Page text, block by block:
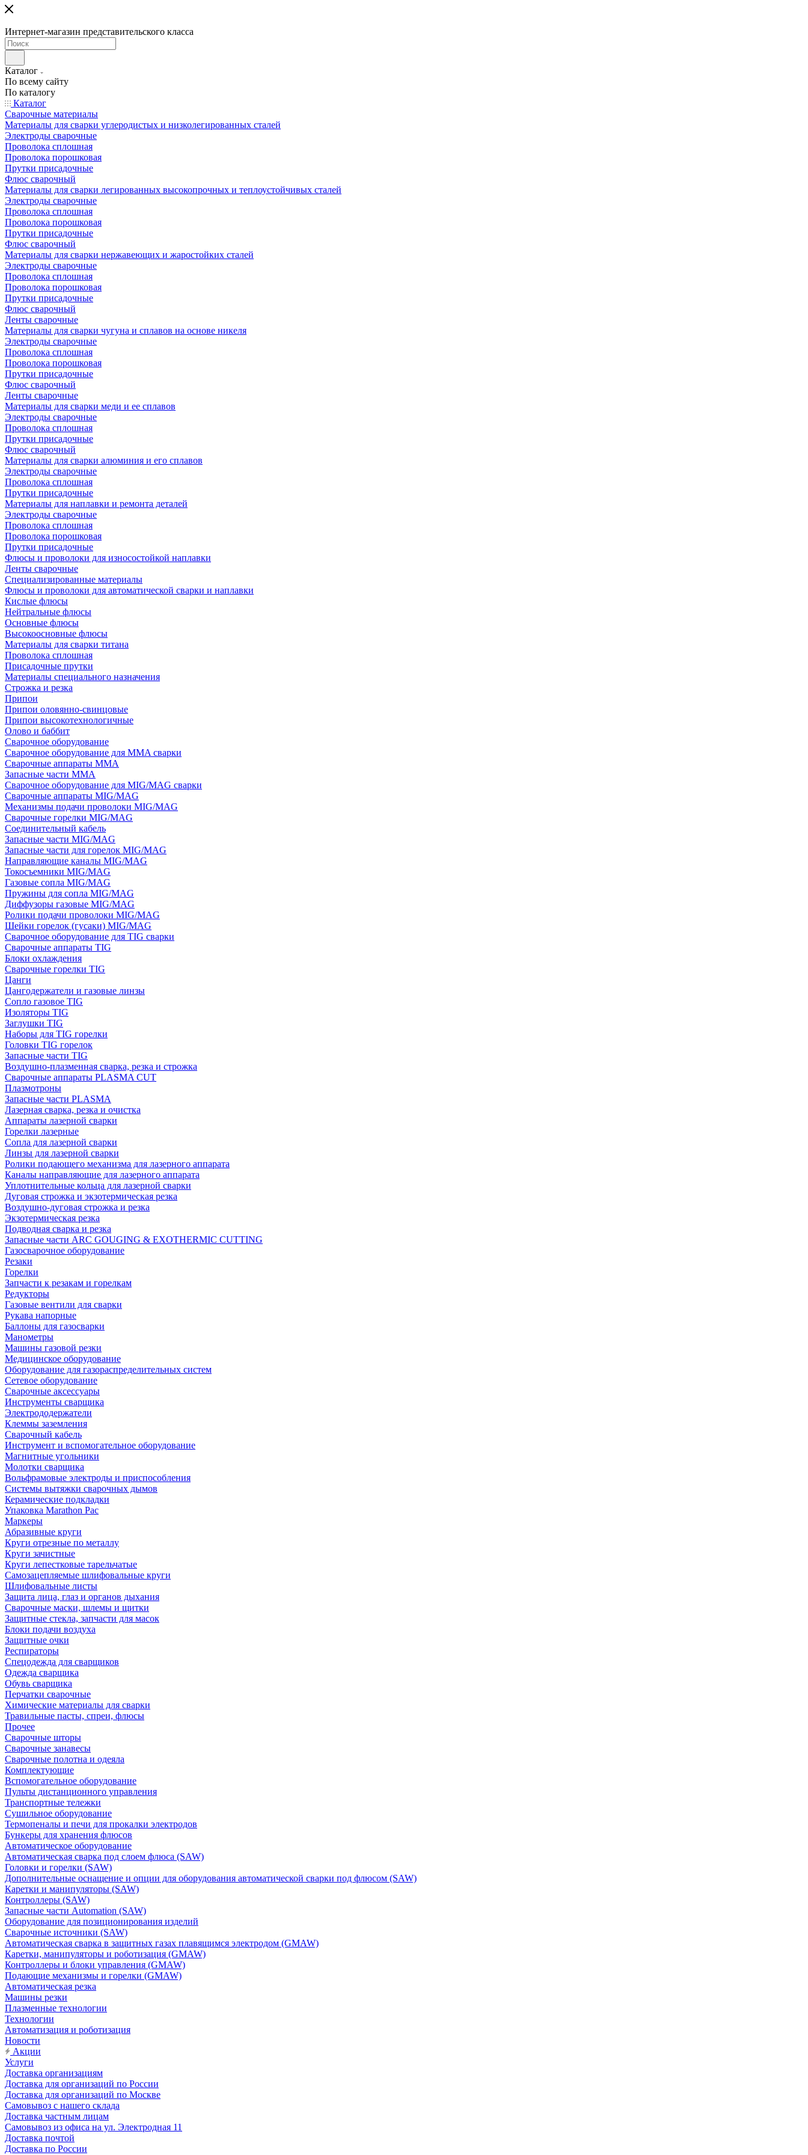
Интернет-магазин представительского класса
Каталог
По всему сайту
По каталогу
Каталог
Сварочные материалы
Материалы для сварки углеродистых и низколегированных сталей
Электроды сварочные
Проволока сплошная
Проволока порошковая
Прутки присадочные
Флюс сварочный
Материалы для сварки легированных высокопрочных и теплоустойчивых сталей
Электроды сварочные
Проволока сплошная
Проволока порошковая
Прутки присадочные
Флюс сварочный
Материалы для сварки нержавеющих и жаростойких сталей
Электроды сварочные
Проволока сплошная
Проволока порошковая
Прутки присадочные
Флюс сварочный
Ленты сварочные
Материалы для сварки чугуна и сплавов на основе никеля
Электроды сварочные
Проволока сплошная
Проволока порошковая
Прутки присадочные
Флюс сварочный
Ленты сварочные
Материалы для сварки меди и ее сплавов
Электроды сварочные
Проволока сплошная
Прутки присадочные
Флюс сварочный
Материалы для сварки алюминия и его сплавов
Электроды сварочные
Проволока сплошная
Прутки присадочные
Материалы для наплавки и ремонта деталей
Электроды сварочные
Проволока сплошная
Проволока порошковая
Прутки присадочные
Флюсы и проволоки для износостойкой наплавки
Ленты сварочные
Специализированные материалы
Флюсы и проволоки для автоматической сварки и наплавки
Кислые флюсы
Нейтральные флюсы
Основные флюсы
Высокоосновные флюсы
Материалы для сварки титана
Проволока сплошная
Присадочные прутки
Материалы специального назначения
Строжка и резка
Припои
Припои оловянно-свинцовые
Припои высокотехнологичные
Олово и баббит
Сварочное оборудование
Сварочное оборудование для MMA сварки
Сварочные аппараты MMA
Запасные части MMA
Сварочное оборудование для MIG/MAG сварки
Сварочные аппараты MIG/MAG
Механизмы подачи проволоки MIG/MAG
Сварочные горелки MIG/MAG
Соединительный кабель
Запасные части MIG/MAG
Запасные части для горелок MIG/MAG
Направляющие каналы MIG/MAG
Токосъемники MIG/MAG
Газовые сопла MIG/MAG
Пружины для сопла MIG/MAG
Диффузоры газовые MIG/MAG
Ролики подачи проволоки MIG/MAG
Шейки горелок (гусаки) MIG/MAG
Сварочное оборудование для TIG сварки
Сварочные аппараты TIG
Блоки охлаждения
Сварочные горелки TIG
Цанги
Цангодержатели и газовые линзы
Сопло газовое TIG
Изоляторы TIG
Заглушки TIG
Наборы для TIG горелки
Головки TIG горелок
Запасные части TIG
Воздушно-плазменная сварка, резка и строжка
Сварочные аппараты PLASMA CUT
Плазмотроны
Запасные части PLASMA
Лазерная сварка, резка и очистка
Аппараты лазерной сварки
Горелки лазерные
Сопла для лазерной сварки
Линзы для лазерной сварки
Ролики подающего механизма для лазерного аппарата
Каналы направляющие для лазерного аппарата
Уплотнительные кольца для лазерной сварки
Дуговая строжка и экзотермическая резка
Воздушно-дуговая строжка и резка
Экзотермическая резка
Подводная сварка и резка
Запасные части ARC GOUGING & EXOTHERMIC CUTTING
Газосварочное оборудование
Резаки
Горелки
Запчасти к резакам и горелкам
Редукторы
Газовые вентили для сварки
Рукава напорные
Баллоны для газосварки
Манометры
Машины газовой резки
Медицинское оборудование
Оборудование для газораспределительных систем
Сетевое оборудование
Сварочные аксессуары
Инструменты сварщика
Электрододержатели
Клеммы заземления
Сварочный кабель
Инструмент и вспомогательное оборудование
Магнитные угольники
Молотки сварщика
Вольфрамовые электроды и приспособления
Системы вытяжки сварочных дымов
Керамические подкладки
Упаковка Marathon Pac
Маркеры
Абразивные круги
Круги отрезные по металлу
Круги зачистные
Круги лепестковые тарельчатые
Самозацепляемые шлифовальные круги
Шлифовальные листы
Защита лица, глаз и органов дыхания
Сварочные маски, шлемы и щитки
Защитные стекла, запчасти для масок
Блоки подачи воздуха
Защитные очки
Респираторы
Спецодежда для сварщиков
Одежда сварщика
Обувь сварщика
Перчатки сварочные
Химические материалы для сварки
Травильные пасты, спреи, флюсы
Прочее
Сварочные шторы
Сварочные занавесы
Сварочные полотна и одеяла
Комплектующие
Вспомогательное оборудование
Пульты дистанционного управления
Транспортные тележки
Сушильное оборудование
Термопеналы и печи для прокалки электродов
Бункеры для хранения флюсов
Автоматическое оборудование
Автоматическая сварка под слоем флюса (SAW)
Головки и горелки (SAW)
Дополнительные оснащение и опции для оборудования автоматической сварки под флюсом (SAW)
Каретки и манипуляторы (SAW)
Контроллеры (SAW)
Запасные части Automation (SAW)
Оборудование для позиционирования изделий
Сварочные источники (SAW)
Автоматическая сварка в защитных газах плавящимся электродом (GMAW)
Каретки, манипуляторы и роботизация (GMAW)
Контроллеры и блоки управления (GMAW)
Подающие механизмы и горелки (GMAW)
Автоматическая резка
Машины резки
Плазменные технологии
Технологии
Автоматизация и роботизация
Новости
Акции
Услуги
Доставка организациям
Доставка для организаций по России
Доставка для организаций по Москве
Самовывоз с нашего склада
Доставка частным лицам
Самовывоз из офиса на ул. Электродная 11
Доставка почтой
Доставка по России